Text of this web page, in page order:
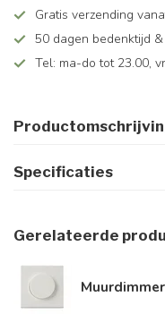
Gratis verzending
50 dagen bedenktijd
Tel: ma-do tot 23.00,
Specificaties
Gerelateerde